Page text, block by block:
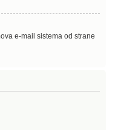
e-mail sistema od strane